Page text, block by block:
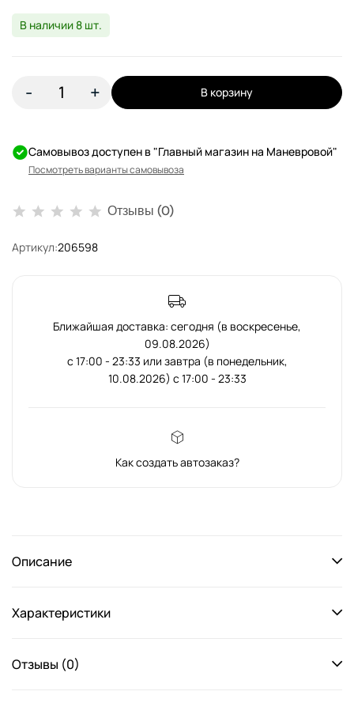
В наличии 8 шт.
- + В корзину
Самовывоз доступен в "Главный магазин на Маневровой"
Посмотреть варианты самовывоза
Отзывы (0)
Артикул:206598
Ближайшая доставка: сегодня (в воскресенье,
09.08.2026)
с 17:00 - 23:33 или завтра (в понедельник,
10.08.2026) с 17:00 - 23:33
Как создать автозаказ?
Описание
Характеристики
Отзывы (0)